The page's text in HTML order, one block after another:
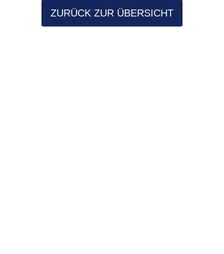
ZURÜCK ZUR ÜBERSICHT